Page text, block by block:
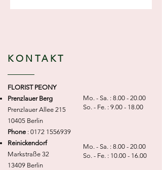
KONTAKT
FLORIST PEONY
Prenzlauer Berg
Prenzlauer Allee 215
10405 Berlin
Phone : 0172 1556939
Reinickendorf
Markstraße 32
13409 Berlin
Mo. - Sa. : 8.00 - 20.00
So. - Fe. : 9.00 - 18.00
Mo. - Sa. : 8.00 - 20.00
So. - Fe. : 10.00 - 16.00